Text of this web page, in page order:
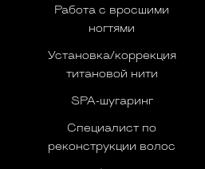
Работа с вросшими
ногтями
Установка/коррекция
титановой нити
SPA-шугаринг
Специалист по
реконструкции волос